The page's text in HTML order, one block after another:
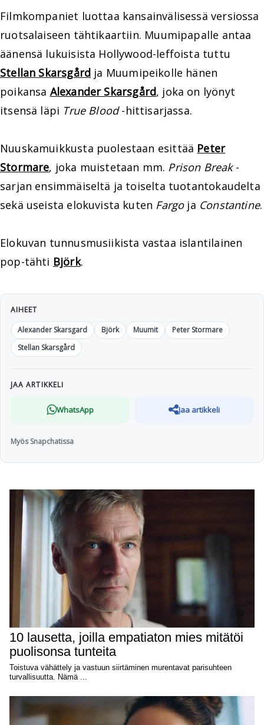
Filmkompaniet luottaa kansainvälisessä versiossa
ruotsalaiseen tähtikaartiin. Muumipapalle antaa
äänensä lukuisista Hollywood-leffoista tuttu
Stellan Skarsgård ja Muumipeikolle hänen
poikansa Alexander Skarsgård, joka on lyönyt
itsensä läpi True Blood-hittisarjassa.
Nuuskamuikkusta puolestaan esittää Peter
Stormare, joka muistetaan mm. Prison Break-
sarjan ensimmäiseltä ja toiselta tuotantokaudelta
sekä useista elokuvista kuten Fargoja Constantine.
Elokuvan tunnusmusiikista vastaa islantilainen
pop-tähti Björk.
AIHEET
Alexander Skarsgard
Björk Muumit
Peter Stormare
Stellan Skarsgård
JAA ARTIKKELI
WhatsApp Jaa artikkeli
Myös Snapchatissa